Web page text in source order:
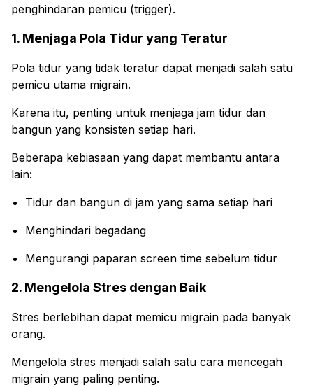
penghindaran pemicu (trigger).
1. Menjaga Pola Tidur yang Teratur
Pola tidur yang tidak teratur dapat menjadi salah satu
pemicu utama migrain.
Karena itu, penting untuk menjaga jam tidur dan
bangun yang konsisten setiap hari.
Beberapa kebiasaan yang dapat membantu antara
lain:
Tidur dan bangun di jam yang sama setiap hari
Menghindari begadang
Mengurangi paparan screen time sebelum tidur
2. Mengelola Stres dengan Baik
Stres berlebihan dapat memicu migrain pada banyak
orang.
Mengelola stres menjadi salah satu cara mencegah
migrain yang paling penting.